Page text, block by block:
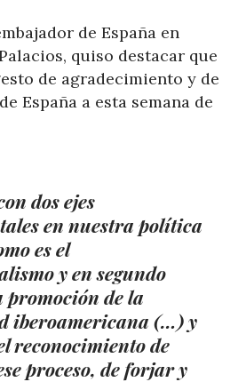
de España en
quiso destacar que
de agradecimiento y de
España a esta semana de
dos ejes
en nuestra política
es el
y en segundo
promoción de la
iberoamericana (…) y
reconocimiento de
proceso, de forjar y